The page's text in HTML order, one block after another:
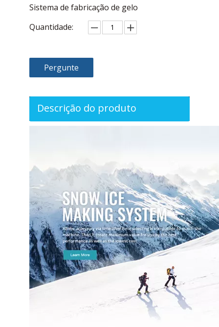
Sistema de fabricação de gelo
Quantidade:
Pergunte
Descrição do produto